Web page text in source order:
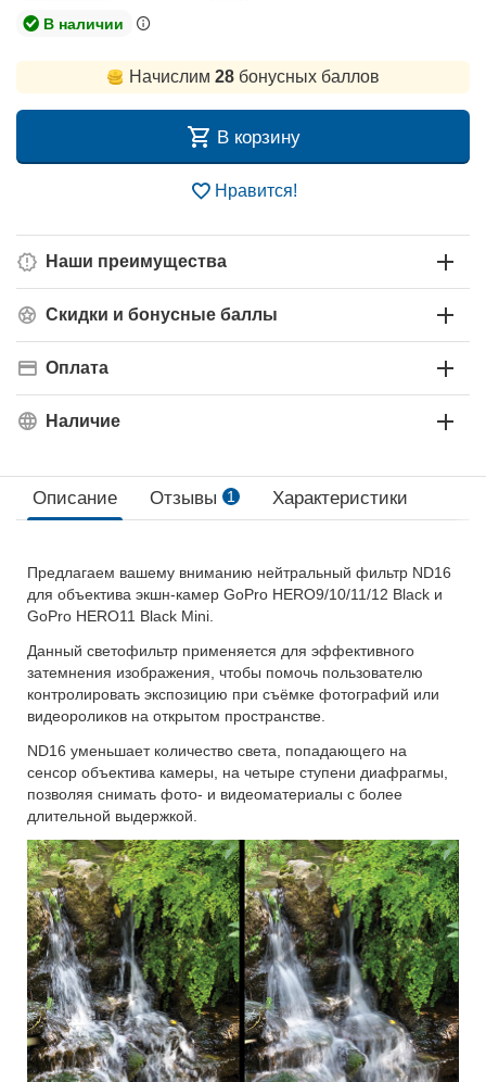
В наличии
Начислим 28бонусных баллов
В корзину
Нравится!
Наши преимущества
Скидки и бонусные баллы
Оплата
Наличие
Описание Отзывы 1 Характеристики
Предлагаем вашему вниманию нейтральный фильтр ND16
для объектива экшн-камер GoPro HERO9/10/11/12 Black и
GoPro HERO11 Black Mini.
Данный светофильтр применяется для эффективного
затемнения изображения, чтобы помочь пользователю
контролировать экспозицию при съёмке фотографий или
видеороликов на открытом пространстве.
ND16 уменьшает количество света, попадающего на
сенсор объектива камеры, на четыре ступени диафрагмы,
позволяя снимать фото- и видеоматериалы с более
длительной выдержкой.